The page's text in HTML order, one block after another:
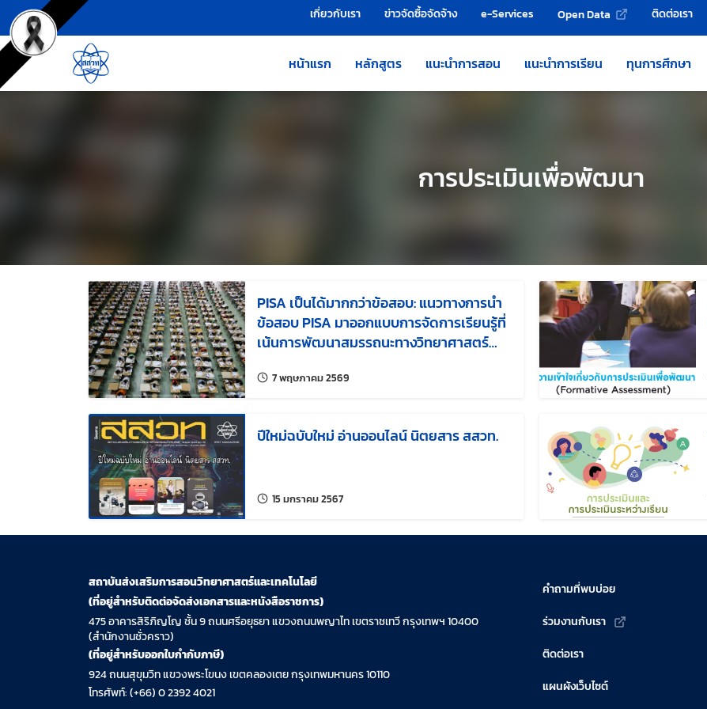
ข้ามไปยังเนื้อหาหลัก
เครื่องมือช่วยเหลือ เกี่ยวกับเรา ข่าวจัดซื้อจัดจ้าง e-Services Open Data ติดต่อเรา
หน้าแรก หลักสูตร แนะนำการสอน แนะนำการเรียน ทุนการศึกษา
การประเมินเพื่อพัฒนา
PISA เป็นได้มากกว่าข้อสอบ: แนวทางการนำ
ข้อสอบ PISA มาออกแบบการจัดการเรียนรู้ที่
เน้นการพัฒนาสมรรถนะทางวิทยาศาสตร์
7 พฤษภาคม 2569
ปีใหม่ฉบับใหม่ อ่านออนไลน์ นิตยสาร สสวท.
15 มกราคม 2567แก้ไขล่าสุดเมื่อ:
สถาบันส่งเสริมการสอนวิทยาศาสตร์และเทคโนโลยี
(ที่อยู่สำหรับติดต่อจัดส่งเอกสารและหนังสือราชการ)
475 อาคารสิริภิญโญ ชั้น 9 ถนนศรีอยุธยา แขวงถนนพญาไท เขตราชเทวี กรุงเทพฯ 10400
(สำนักงานชั่วคราว)
(ที่อยู่สำหรับออกใบกำกับภาษี)
924 ถนนสุขุมวิท แขวงพระโขนง เขตคลองเตย กรุงเทพมหานคร 10110
โทรศัพท์: (+66) 0 2392 4021
คำถามที่พบบ่อย
ร่วมงานกับเรา
ติดต่อเรา
แผนผังเว็บไซต์